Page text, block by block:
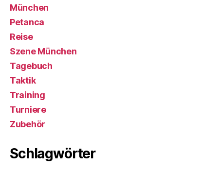
München
Petanca
Reise
Szene München
Tagebuch
Taktik
Training
Turniere
Zubehör
Schlagwörter